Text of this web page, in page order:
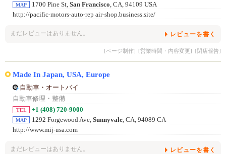
MAP 1700 Pine St, San Francisco , CA, 94109 USA
http://pacific-motors-auto-rep air-shop.business.site/
まだレビューはありません。 レビューを書く
[ページ制作] [営業時間・内容変更] [閉店報告]
Made In Japan, USA, Europe
自動車・オートバイ
自動車修理・整備
TEL +1 (408) 720-9000
MAP 1292 Forgewood Ave, Sunnyvale, CA, 94089 CA
http://www.mij-usa.com
まだレビューはありません。 レビューを書く